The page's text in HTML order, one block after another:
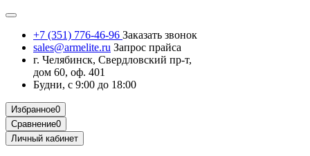
+7 (351) 776-46-96 Заказать звонок
sales@armelite.ru Запрос прайса
г. Челябинск, Свердловский пр-т,
дом 60, оф. 401
Будни, с 9:00 до 18:00
Избранное0
Сравнение0
Личный кабинет